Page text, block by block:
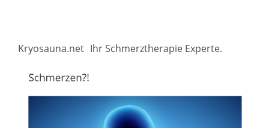
Kryosauna.net Ihr Schmerztherapie Experte.